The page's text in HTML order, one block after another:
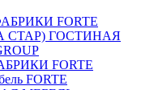
FORTE
СТАР) ГОСТИНАЯ
FORTE
FORTE